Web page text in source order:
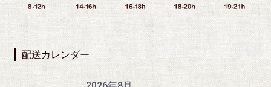
配送カレンダー